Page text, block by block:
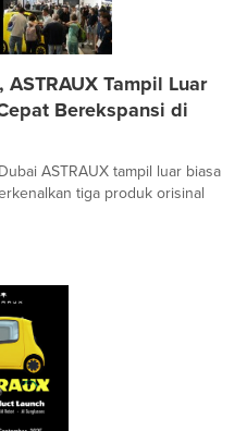
Tampil Luar
Berekspansi di
ASTRAUX tampil luar biasa
tiga produk orisinal